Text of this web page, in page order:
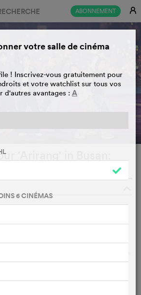
ABONNEMENT E
'Arirang' in Busan:
geht weiter. Nach dem
der „ARIRANG“-Welttournee
BTS für ein monumentales Heimspiel
Asiad Main Stadium zurück, das live
Welt übertragen wird. Dies ist ihre
an genau jenen Ort, an dem sie vor
Monaten ihren letzten gemeinsamen
Gruppe vor dem Militärdienst gaben.
votre salle de cinéma
! Inscrivez-vous gratuitement pour
et votre watchlist sur tous vos
avantages : A
6 CINÉMAS